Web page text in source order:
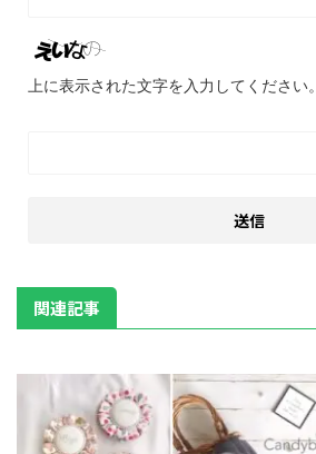
上に表示された文字を入力してください。
関連記事